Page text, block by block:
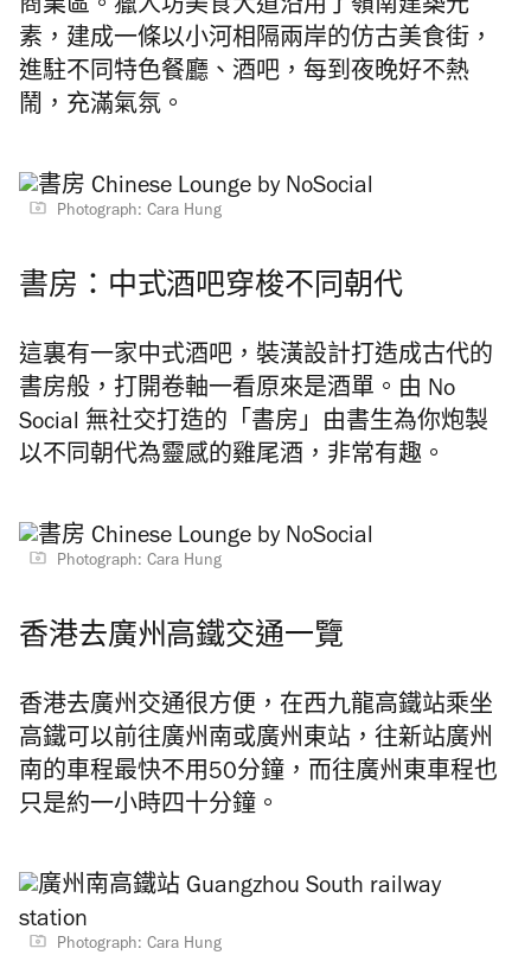
商業區。獵人坊美食大道沿用了嶺南建築元
素，建成一條以小河相隔兩岸的仿古美食街，
進駐不同特色餐廳、酒吧，每到夜晚好不熱
鬧，充滿氣氛。
Photograph: Cara Hung
書房：中式酒吧穿梭不同朝代
這裏有一家中式酒吧，裝潢設計打造成古代的
書房般，打開卷軸一看原來是酒單。由 No
Social 無社交打造的「書房」由書生為你炮製
以不同朝代為靈感的雞尾酒，非常有趣。
Photograph: Cara Hung
香港去廣州高鐵交通一覽
香港去廣州交通很方便，在西九龍高鐵站乘坐
高鐵可以前往廣州南或廣州東站，往新站廣州
南的車程最快不用50分鐘，而往廣州東車程也
只是約一小時四十分鐘。
Photograph: Cara Hung